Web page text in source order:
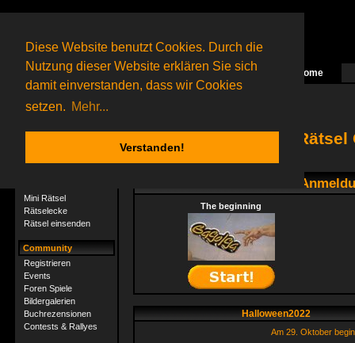
Diese Website benutzt Cookies. Durch die
Nutzung dieser Website erklären Sie sich
damit einverstanden, dass wir Cookies
setzen. Mehr...
Verstanden!
Das nächste Rätsel ist in Arbeit Home
72 Gagolganeronline(0 registrierte und 72 Gäste)
Gagolganer:
9732Rätsel online:
Willkommen in der
Mini Rätsel
Rätselecke
Rätsel einsenden
Community
Registrieren
Events
Foren Spiele
Bildergalerien
Buchrezensionen
Contests & Rallyes
Hier kannst du ohne
The beginning
Halloween2022
Am 29. Oktober